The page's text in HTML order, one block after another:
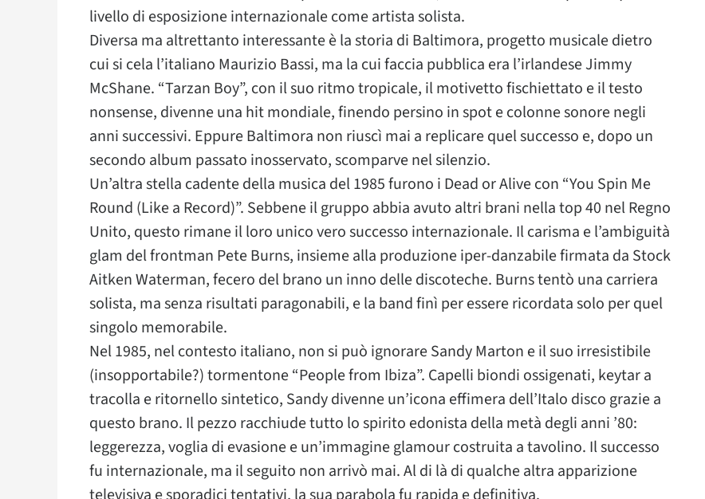
livello di esposizione internazionale come artista solista.
Diversa ma altrettanto interessante è la storia di Baltimora, progetto musicale dietro
cui si cela l’italiano Maurizio Bassi, ma la cui faccia pubblica era l’irlandese Jimmy
McShane. “Tarzan Boy”, con il suo ritmo tropicale, il motivetto fischiettato e il testo
nonsense, divenne una hit mondiale, finendo persino in spot e colonne sonore negli
anni successivi. Eppure Baltimora non riuscì mai a replicare quel successo e, dopo un
secondo album passato inosservato, scomparve nel silenzio.
Un’altra stella cadente della musica del 1985 furono i Dead or Alive con “You Spin Me
Round (Like a Record)”. Sebbene il gruppo abbia avuto altri brani nella top 40 nel Regno
Unito, questo rimane il loro unico vero successo internazionale. Il carisma e l’ambiguità
glam del frontman Pete Burns, insieme alla produzione iper-danzabile firmata da Stock
Aitken Waterman, fecero del brano un inno delle discoteche. Burns tentò una carriera
solista, ma senza risultati paragonabili, e la band finì per essere ricordata solo per quel
singolo memorabile.
Nel 1985, nel contesto italiano, non si può ignorare Sandy Marton e il suo irresistibile
(insopportabile?) tormentone “People from Ibiza”. Capelli biondi ossigenati, keytar a
tracolla e ritornello sintetico, Sandy divenne un’icona effimera dell’Italo disco grazie a
questo brano. Il pezzo racchiude tutto lo spirito edonista della metà degli anni ’80:
leggerezza, voglia di evasione e un’immagine glamour costruita a tavolino. Il successo
fu internazionale, ma il seguito non arrivò mai. Al di là di qualche altra apparizione